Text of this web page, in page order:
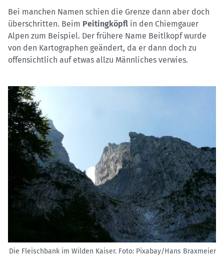
Bei manchen Namen schien die Grenze dann aber doch
überschritten. Beim Peitingköpfl in den Chiemgauer
Alpen zum Beispiel. Der frühere Name Beitlkopf wurde
von den Kartographen geändert, da er dann doch zu
offensichtlich auf etwas allzu Männliches verwies.
Die Fleischbank im Wilden Kaiser. Foto: Pixabay/Hans Braxmeier